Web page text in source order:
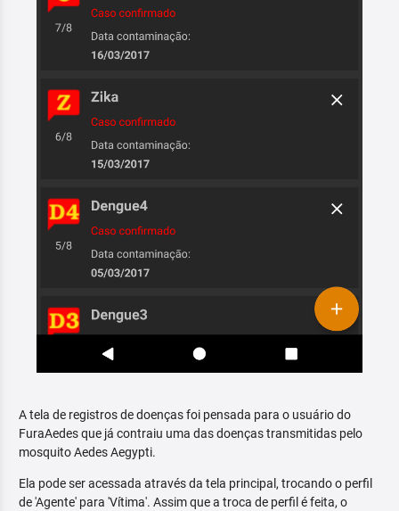
A tela de registros de doenças foi pensada para o usuário do
FuraAedes que já contraiu uma das doenças transmitidas pelo
mosquito Aedes Aegypti.
Ela pode ser acessada através da tela principal, trocando o perfil
de 'Agente' para 'Vítima'. Assim que a troca de perfil é feita, o